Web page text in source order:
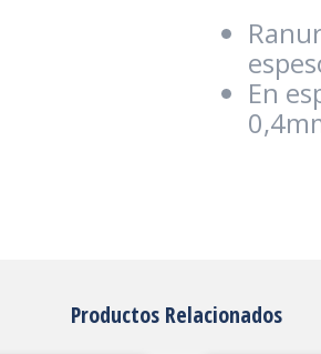
En
Productos Relacionados